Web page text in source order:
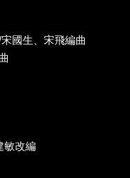
國生、宋飛編曲
敏改編